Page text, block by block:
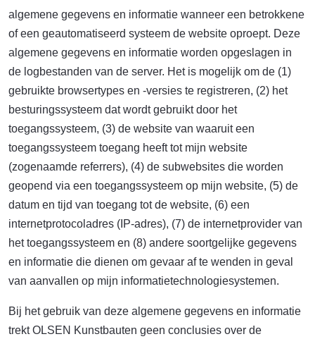
algemene gegevens en informatie wanneer een betrokkene
of een geautomatiseerd systeem de website oproept. Deze
algemene gegevens en informatie worden opgeslagen in
de logbestanden van de server. Het is mogelijk om de (1)
gebruikte browsertypes en -versies te registreren, (2) het
besturingssysteem dat wordt gebruikt door het
toegangssysteem, (3) de website van waaruit een
toegangssysteem toegang heeft tot mijn website
(zogenaamde referrers), (4) de subwebsites die worden
geopend via een toegangssysteem op mijn website, (5) de
datum en tijd van toegang tot de website, (6) een
internetprotocoladres (IP-adres), (7) de internetprovider van
het toegangssysteem en (8) andere soortgelijke gegevens
en informatie die dienen om gevaar af te wenden in geval
van aanvallen op mijn informatietechnologiesystemen.
Bij het gebruik van deze algemene gegevens en informatie
trekt OLSEN Kunstbauten geen conclusies over de